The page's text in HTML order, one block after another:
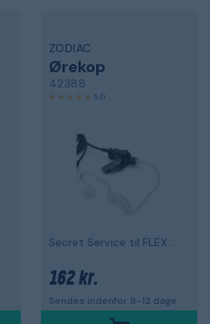
ZODIAC
Ørekop
42388
5,0
Secret Service til FLEX headset
162 kr.
Sendes indenfor 8-12 dage